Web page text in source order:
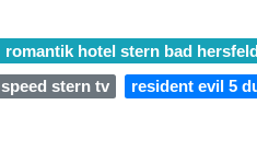
romantik hotel stern bad
stern tv resident evil 5